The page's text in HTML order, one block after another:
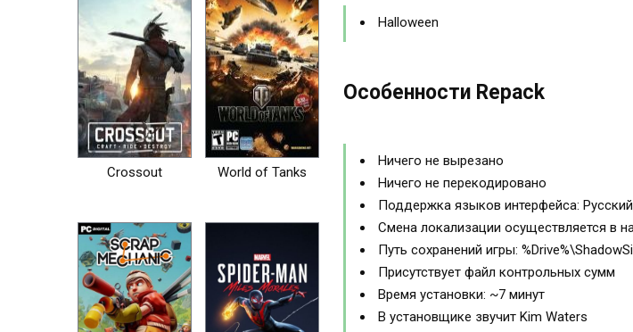
Crossout World of Tanks
Halloween
Особенности Repack
Ничего не вырезано
Ничего не перекодировано
Поддержка языков интерфейса:
Смена локализации осуществляется в
Путь сохранений игры:
Присутствует файл контрольных сумм
Время установки: ~7 минут
В установщике звучит Kim Waters